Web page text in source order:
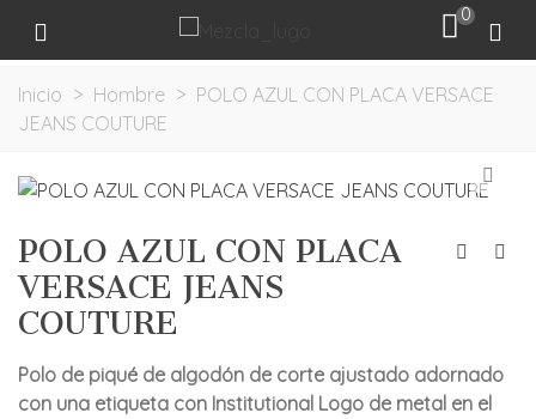
0
Inicio > Hombre > POLO AZUL CON PLACA VERSACE
JEANS COUTURE
POLO AZUL CON PLACA
VERSACE JEANS
COUTURE
Polo de piqué de algodón de corte ajustado adornado
con una etiqueta con Institutional Logo de metal en el